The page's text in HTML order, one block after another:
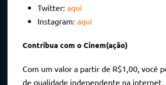
Twitter: aqui
Instagram: aqui
Contribua com o Cinem(ação)
Com um valor a partir de R$1,00, você
de qualidade independente na internet,